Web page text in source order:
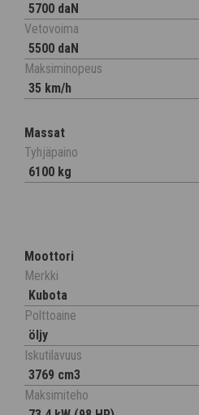
5700 daN
Vetovoima
5500 daN
Maksiminopeus
35 km/h
Massat
Tyhjäpaino
6100 kg
Moottori
Merkki
Kubota
Polttoaine
öljy
Iskutilavuus
3769 cm3
Maksimiteho